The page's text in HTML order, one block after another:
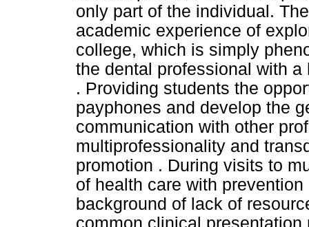
only part of the individual.
academic experience of
college, which is simply
the dental professional with
. Providing students the
payphones and develop the
communication with other
multiprofessionality and
promotion . During visits to
of health care with
background of lack of